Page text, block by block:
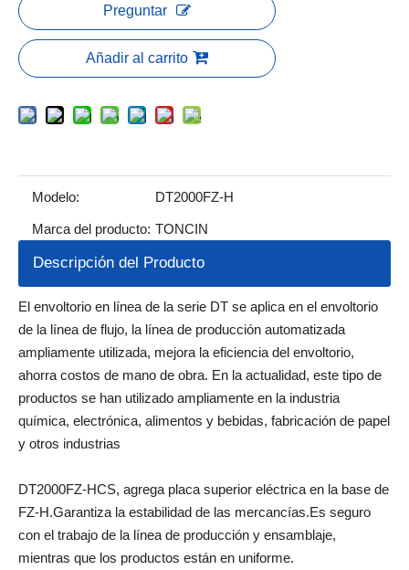
Preguntar
Añadir al carrito
Modelo: DT2000FZ-H
Marca del producto: TONCIN
Descripción del Producto
El envoltorio en línea de la serie DT se aplica en el envoltorio
de la línea de flujo, la línea de producción automatizada
ampliamente utilizada, mejora la eficiencia del envoltorio,
ahorra costos de mano de obra. En la actualidad, este tipo de
productos se han utilizado ampliamente en la industria
química, electrónica, alimentos y bebidas, fabricación de papel
y otros industrias
DT2000FZ-HCS, agrega placa superior eléctrica en la base de
FZ-H.Garantiza la estabilidad de las mercancías.Es seguro
con el trabajo de la línea de producción y ensamblaje,
mientras que los productos están en uniforme.